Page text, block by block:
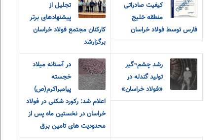
کیفیت صادراتی
منطقه خلیج
فارس توسط فولاد خراسان
تجلیل از
پیشنهادهای برتر
کارکنان مجتمع فولاد خراسان
برگزارشد
رشد چشم¬گیر
تولید گندله در
«فولاد خراسان»
در آستانه میلاد
خجسته
پیامبراکرم(ص)
اعلام شد: رکورد شکنی در فولاد
خراسان در نخستین ماه پس از
محدودیت های تامین برق